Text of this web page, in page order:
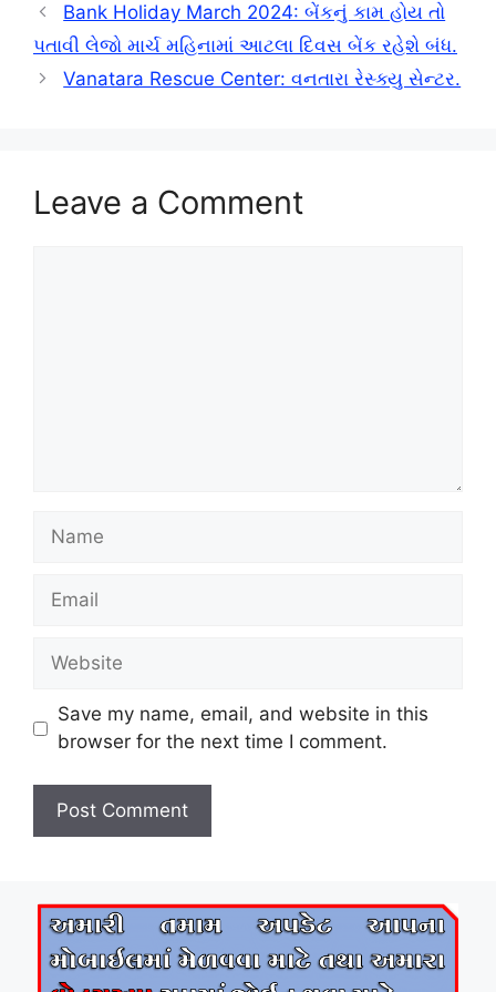
Bank Holiday March 2024: બેંકનું કામ હોય તો
પતાવી લેજો માર્ચ મહિનામાં આટલા દિવસ બેંક રહેશે બંધ.
Vanatara Rescue Center: વનતારા રેસ્ક્યુ સેન્ટર.
Leave a Comment
Name
Email
Website
Save my name, email, and website in this
browser for the next time I comment.